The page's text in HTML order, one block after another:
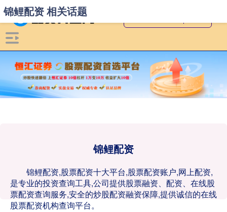
锦鲤配资
锦鲤配资,股票配资十大平台,股票配资账户,网上配资,
是专业的投资查询工具,公司提供股票融资、配资、在线股
票配资查询服务,安全的炒股配资融资保障,提供诚信的在线
股票配资机构查询平台。
锦鲤配资 相关话题